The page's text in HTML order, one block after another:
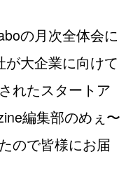
の月次全体会に
大企業に向けて
れたスタートア
編集部のめぇ〜
ので皆様にお届